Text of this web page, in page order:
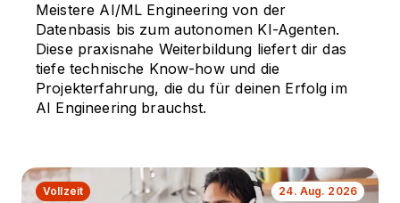
Meistere AI/ML Engineering von der
Datenbasis bis zum autonomen KI-Agenten.
Diese praxisnahe Weiterbildung liefert dir das
tiefe technische Know-how und die
Projekterfahrung, die du für deinen Erfolg im
AI Engineering brauchst.
24. Aug. 2026
Vollzeit